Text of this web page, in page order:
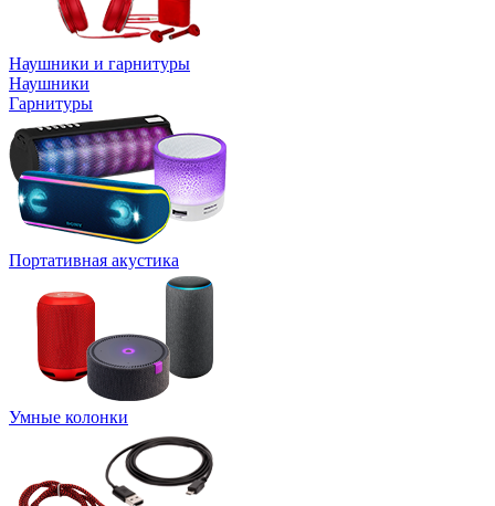
Наушники и гарнитуры
Наушники
Гарнитуры
Портативная акустика
Умные колонки